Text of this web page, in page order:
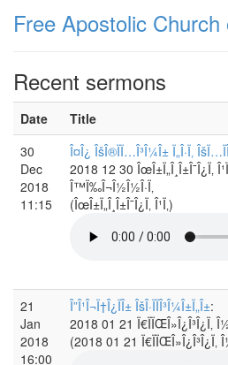
Free Apostolic
Recent sermons
Date Title
30
Dec
2018
11:15
Î¤Î¿ ÎšÎ®ÏÏ…Î³Î¼Î± Ï„Î·Ï‚
2018 12 30 ÎœÎ±Ï„Î¸Î±Î¯Î¿Ï‚ Î¹Ï‚
Î™Ï‰Î¬Î½Î½Î·Ï‚
(ÎœÎ±Ï„Î¸Î±Î¯Î¿Ï‚ Î¹Ï‚)
21
Jan
2018
16:00
Î”Î¹Î¬Ï†Î¿ÏÎ± ÎšÎ·ÏÏÎ³Î¼Î±Ï„Î±:
2018 01 21 Ï€ÏÏŒÎ»Î¿Î³Î¿Ï‚
(2018 01 21 Ï€ÏÏŒÎ»Î¿Î³Î¿Ï‚